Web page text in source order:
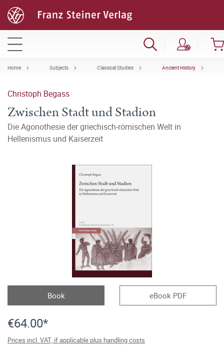
Home Subjects Classical Studies Ancient History
Christoph Begass
Zwischen Stadt und Stadion
Die Agonothesie der griechisch-römischen Welt in
Hellenismus und Kaiserzeit
Book eBook PDF
€64.00*
Prices incl. VAT, if applicable plus handling costs